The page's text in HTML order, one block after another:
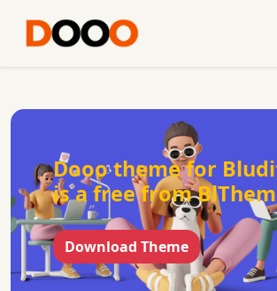
Dooo theme for
is a free from
Download Theme